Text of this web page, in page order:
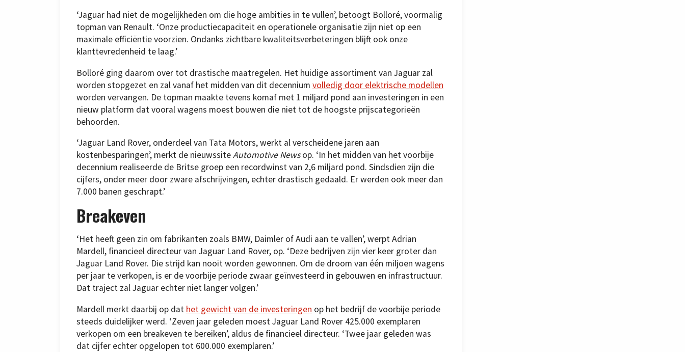
‘Jaguar had niet de mogelijkheden om die hoge ambities in te vullen’, betoogt Bolloré, voormalig
topman van Renault. ‘Onze productiecapaciteit en operationele organisatie zijn niet op een
maximale efficiëntie voorzien. Ondanks zichtbare kwaliteitsverbeteringen blijft ook onze
klanttevredenheid te laag.’
Bolloré ging daarom over tot drastische maatregelen. Het huidige assortiment van Jaguar zal
worden stopgezet en zal vanaf het midden van dit decennium volledig door elektrische modellen
worden vervangen. De topman maakte tevens komaf met 1 miljard pond aan investeringen in een
nieuw platform dat vooral wagens moest bouwen die niet tot de hoogste prijscategorieën
behoorden.
‘Jaguar Land Rover, onderdeel van Tata Motors, werkt al verscheidene jaren aan
kostenbesparingen’, merkt de nieuwssiteAutomotive Newsop. ‘In het midden van het voorbije
decennium realiseerde de Britse groep een recordwinst van 2,6 miljard pond. Sindsdien zijn die
cijfers, onder meer door zware afschrijvingen, echter drastisch gedaald. Er werden ook meer dan
7.000 banen geschrapt.’
Breakeven
‘Het heeft geen zin om fabrikanten zoals BMW, Daimler of Audi aan te vallen’, werpt Adrian
Mardell, financieel directeur van Jaguar Land Rover, op. ‘Deze bedrijven zijn vier keer groter dan
Jaguar Land Rover. Die strijd kan nooit worden gewonnen. Om de droom van één miljoen wagens
per jaar te verkopen, is er de voorbije periode zwaar geïnvesteerd in gebouwen en infrastructuur.
Dat traject zal Jaguar echter niet langer volgen.’
Mardell merkt daarbij op dat het gewicht van de investeringen op het bedrijf de voorbije periode
steeds duidelijker werd. ‘Zeven jaar geleden moest Jaguar Land Rover 425.000 exemplaren
verkopen om een breakeven te bereiken’, aldus de financieel directeur. ‘Twee jaar geleden was
dat cijfer echter opgelopen tot 600.000 exemplaren.’